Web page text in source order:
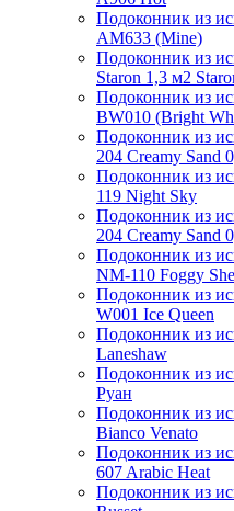
Подоконник из
AM633 (Mine)
Подоконник из
Staron 1,3 м2
Подоконник из
BW010 (Bright
Подоконник из
204 Creamy Sand
Подоконник из
119 Night Sky
Подоконник из
204 Creamy Sand
Подоконник из
NM-110 Foggy
Подоконник из
W001 Ice Queen
Подоконник из
Laneshaw
Подоконник из
Руан
Подоконник из
Bianco Venato
Подоконник из
607 Arabic Heat
Подоконник из